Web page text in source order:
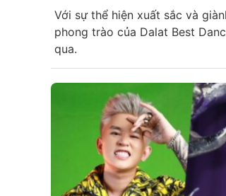
Với sự thể hiện xuất sắc và
phong trào của Dalat Best
qua.